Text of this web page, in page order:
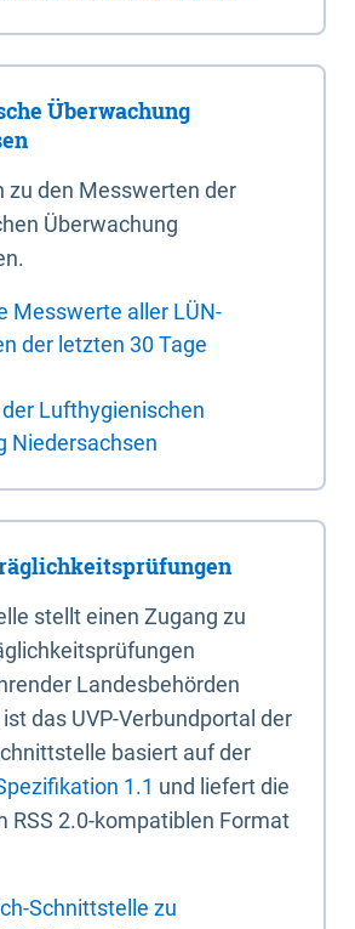
Überwachung
zu den Messwerten der
Überwachung
Messwerte aller LÜN-
der letzten 30 Tage
Lufthygienischen
Niedersachsen
stellt einen Zugang zu
Landesbehörden
das UVP-Verbundportal der
basiert auf der
1.1 und liefert die
RSS 2.0-kompatiblen Format
Schnittstelle zu